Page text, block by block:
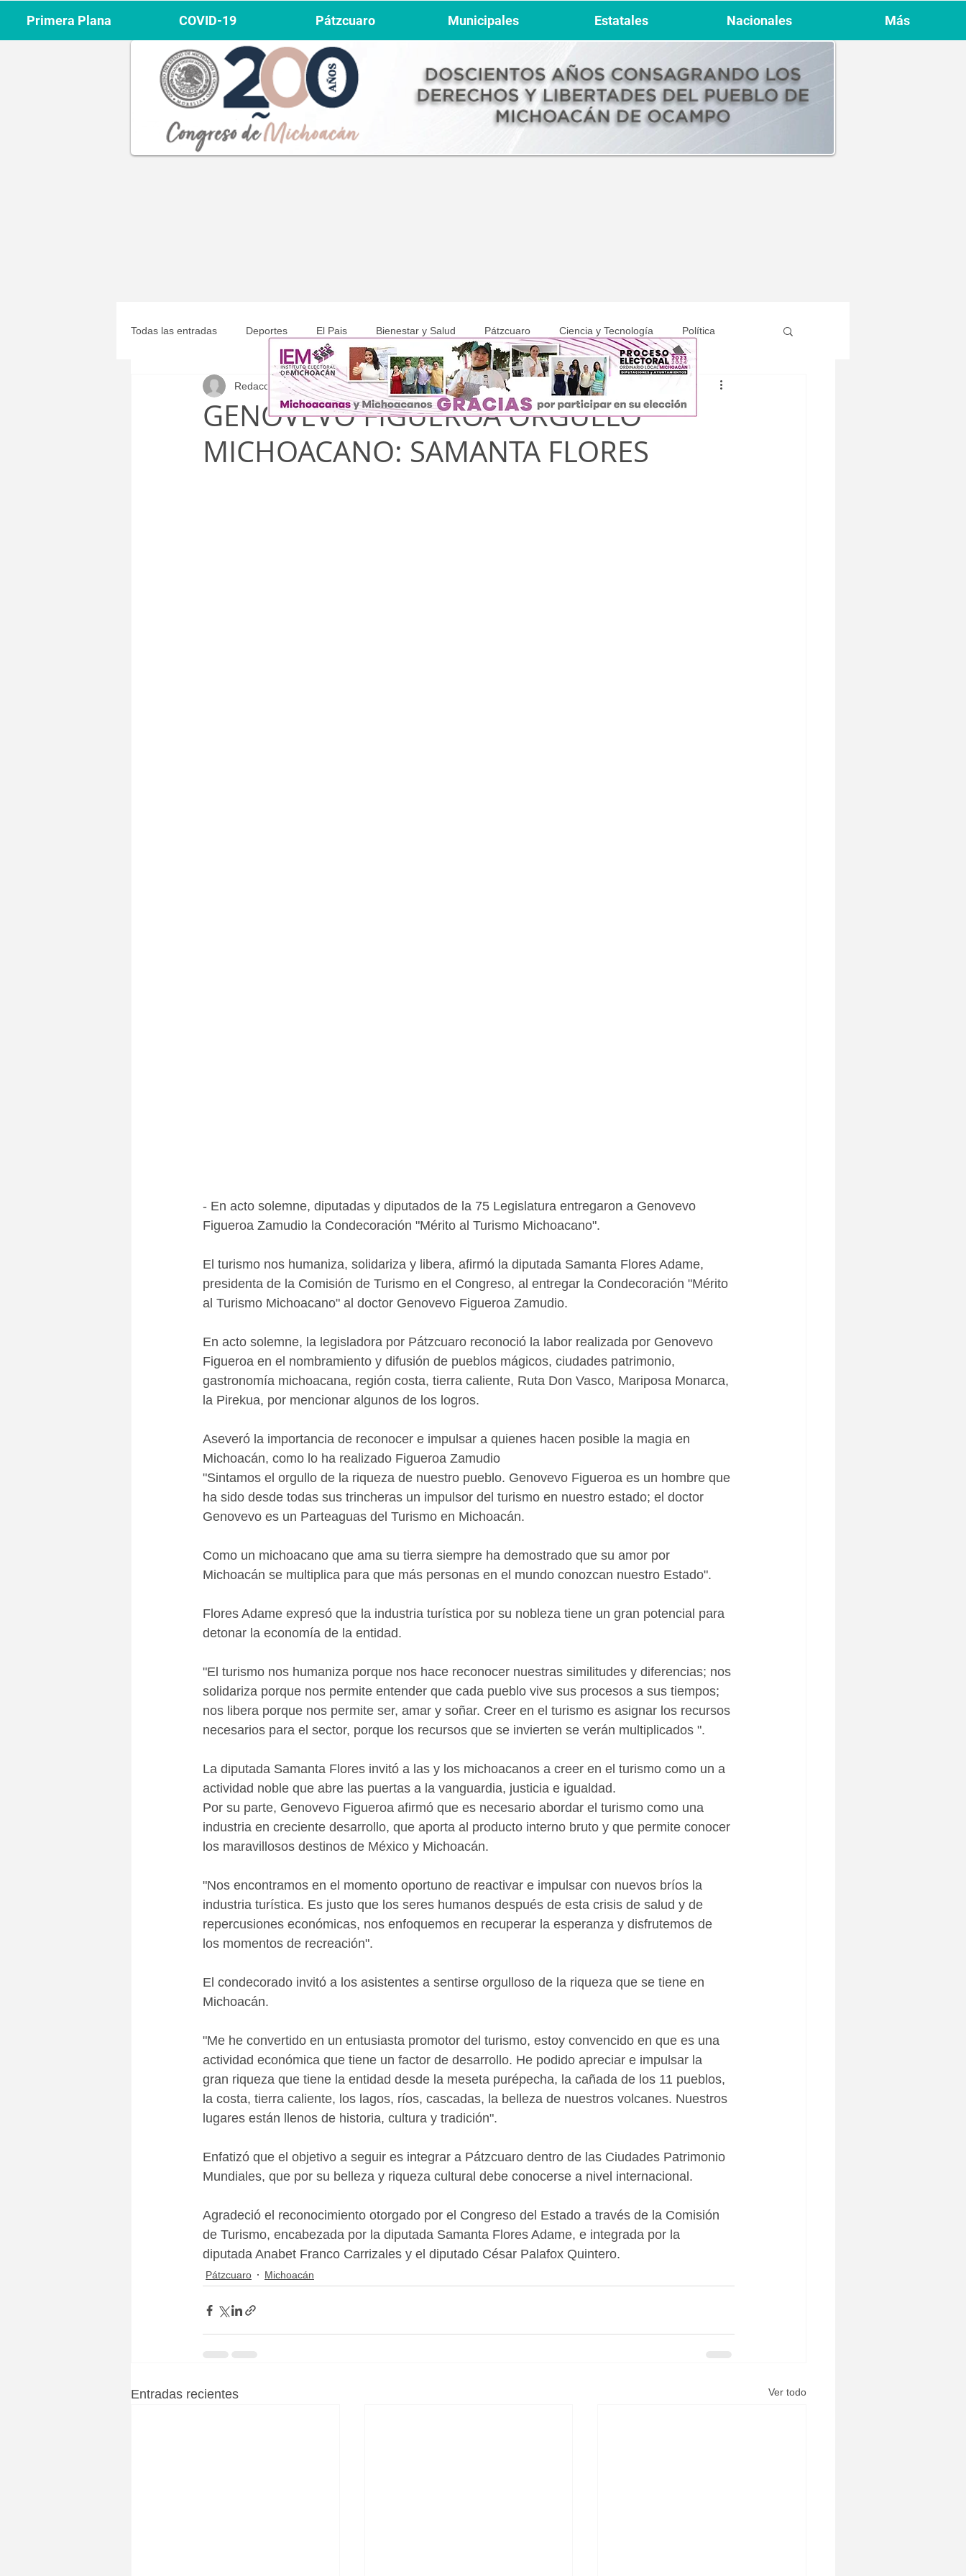
Todas las entradas Deportes El Pais Bienestar y Salud Pátzcuaro Ciencia y Tecnología Política
Michoacán Municipales COVID-19
GENOVEVO FIGUEROA ORGULLO
MICHOACANO: SAMANTA FLORES
Redacción 27 sept 2022 2 min de lectura
- En acto solemne, diputadas y diputados de la 75 Legislatura entregaron a Genovevo
Figueroa Zamudio la Condecoración "Mérito al Turismo Michoacano".
El turismo nos humaniza, solidariza y libera, afirmó la diputada Samanta Flores Adame,
presidenta de la Comisión de Turismo en el Congreso, al entregar la Condecoración "Mérito
al Turismo Michoacano" al doctor Genovevo Figueroa Zamudio.
En acto solemne, la legisladora por Pátzcuaro reconoció la labor realizada por Genovevo
Figueroa en el nombramiento y difusión de pueblos mágicos, ciudades patrimonio,
gastronomía michoacana, región costa, tierra caliente, Ruta Don Vasco, Mariposa Monarca,
la Pirekua, por mencionar algunos de los logros.
Aseveró la importancia de reconocer e impulsar a quienes hacen posible la magia en
Michoacán, como lo ha realizado Figueroa Zamudio
"Sintamos el orgullo de la riqueza de nuestro pueblo. Genovevo Figueroa es un hombre que
ha sido desde todas sus trincheras un impulsor del turismo en nuestro estado; el doctor
Genovevo es un Parteaguas del Turismo en Michoacán.
Como un michoacano que ama su tierra siempre ha demostrado que su amor por
Michoacán se multiplica para que más personas en el mundo conozcan nuestro Estado".
Flores Adame expresó que la industria turística por su nobleza tiene un gran potencial para
detonar la economía de la entidad.
"El turismo nos humaniza porque nos hace reconocer nuestras similitudes y diferencias; nos
solidariza porque nos permite entender que cada pueblo vive sus procesos a sus tiempos;
nos libera porque nos permite ser, amar y soñar. Creer en el turismo es asignar los recursos
necesarios para el sector, porque los recursos que se invierten se verán multiplicados ".
La diputada Samanta Flores invitó a las y los michoacanos a creer en el turismo como un a
actividad noble que abre las puertas a la vanguardia, justicia e igualdad.
Por su parte, Genovevo Figueroa afirmó que es necesario abordar el turismo como una
industria en creciente desarrollo, que aporta al producto interno bruto y que permite conocer
los maravillosos destinos de México y Michoacán.
"Nos encontramos en el momento oportuno de reactivar e impulsar con nuevos bríos la
industria turística. Es justo que los seres humanos después de esta crisis de salud y de
repercusiones económicas, nos enfoquemos en recuperar la esperanza y disfrutemos de
los momentos de recreación".
El condecorado invitó a los asistentes a sentirse orgulloso de la riqueza que se tiene en
Michoacán.
"Me he convertido en un entusiasta promotor del turismo, estoy convencido en que es una
actividad económica que tiene un factor de desarrollo. He podido apreciar e impulsar la
gran riqueza que tiene la entidad desde la meseta purépecha, la cañada de los 11 pueblos,
la costa, tierra caliente, los lagos, ríos, cascadas, la belleza de nuestros volcanes. Nuestros
lugares están llenos de historia, cultura y tradición".
Enfatizó que el objetivo a seguir es integrar a Pátzcuaro dentro de las Ciudades Patrimonio
Mundiales, que por su belleza y riqueza cultural debe conocerse a nivel internacional.
Agradeció el reconocimiento otorgado por el Congreso del Estado a través de la Comisión
de Turismo, encabezada por la diputada Samanta Flores Adame, e integrada por la
diputada Anabet Franco Carrizales y el diputado César Palafox Quintero.
Pátzcuaro Michoacán
Entradas recientes Ver todo
Primera Plana COVID-19 Pátzcuaro Municipales Estatales Nacionales Más